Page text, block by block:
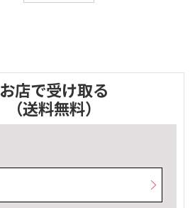
お店で受け取る
（送料無料）